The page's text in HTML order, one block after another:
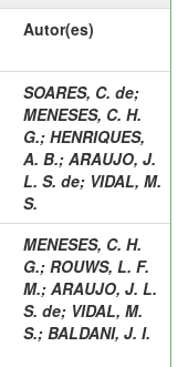
Autor(es)
SOARES, C. de;
MENESES, C. H.
G.; HENRIQUES,
A. B.; ARAUJO, J.
L. S. de; VIDAL, M.
S.
MENESES, C. H.
G.; ROUWS, L. F.
M.; ARAUJO, J. L.
S. de; VIDAL, M.
S.; BALDANI, J. I.